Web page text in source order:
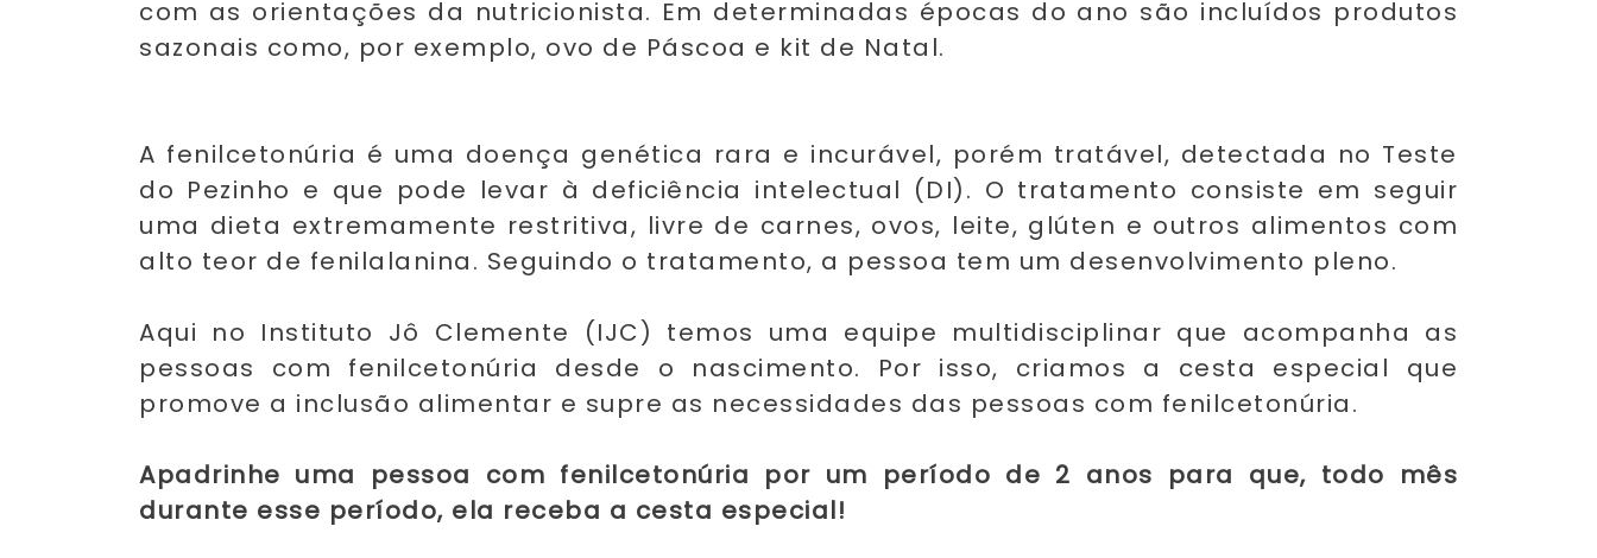
com as orientações da nutricionista. Em determinadas épocas do ano são incluídos produtos
sazonais como, por exemplo, ovo de Páscoa e kit de Natal.
A fenilcetonúria é uma doença genética rara e incurável, porém tratável, detectada no Teste
do Pezinho e que pode levar à deficiência intelectual (DI). O tratamento consiste em seguir
uma dieta extremamente restritiva, livre de carnes, ovos, leite, glúten e outros alimentos com
alto teor de fenilalanina. Seguindo o tratamento, a pessoa tem um desenvolvimento pleno.
Aqui no Instituto Jô Clemente (IJC) temos uma equipe multidisciplinar que acompanha as
pessoas com fenilcetonúria desde o nascimento. Por isso, criamos a cesta especial que
promove a inclusão alimentar e supre as necessidades das pessoas com fenilcetonúria.
Apadrinhe uma pessoa com fenilcetonúria por um período de 2 anos para que, todo mês
durante esse período, ela receba a cesta especial!